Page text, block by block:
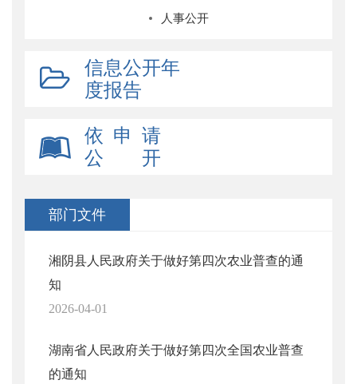
人事公开
信息公开年
度报告
依 申 请
公 开
部门文件
湘阴县人民政府关于做好第四次农业普查的通
知
2026-04-01
湖南省人民政府关于做好第四次全国农业普查
的通知